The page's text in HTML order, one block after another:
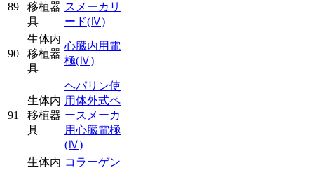
89
移植器
具
スメーカリ
ード(Ⅳ)
90
生体内
移植器
具
心臓内用電
極(Ⅳ)
91
生体内
移植器
具
ヘパリン使
用体外式ペ
ースメーカ
用心臓電極
(Ⅳ)
生体内 コラーゲン